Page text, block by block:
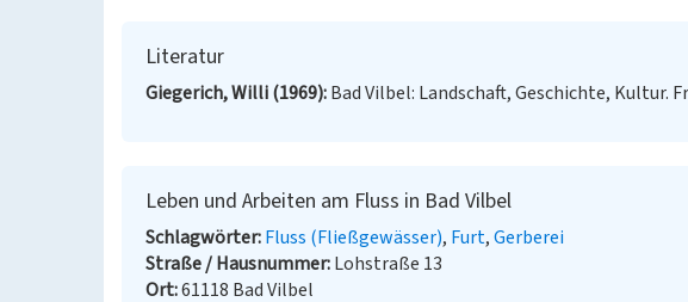
Literatur
Giegerich, Willi (1969) Bad Vilbel: Landschaft, Geschichte, Kultur.
Leben und Arbeiten am Fluss in Bad Vilbel
Schlagwörter Fluss (Fließgewässer) Furt Gerberei
Straße / Hausnummer Lohstraße 13
Ort 61118 Bad Vilbel